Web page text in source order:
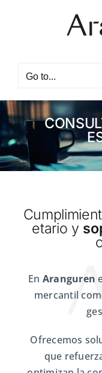
Open toolbar
Go to...
etario y
En Aranguren
mercantil
Ofrecemos
que